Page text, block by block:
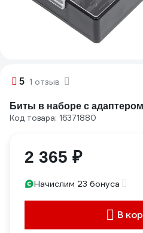
5 1 отзыв
Биты в наборе с
Код товара: 16371880
2 365 ₽
Начислим 23 бонуса
В